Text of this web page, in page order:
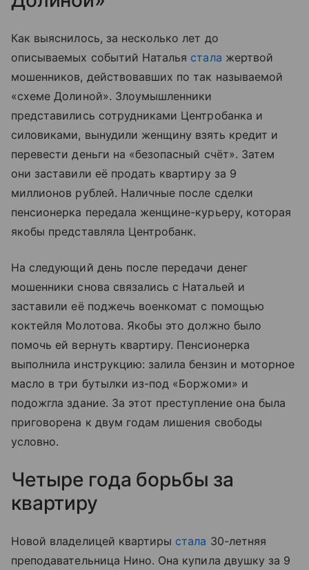
Как выяснилось, за несколько лет до
описываемых событий Наталья стала жертвой
мошенников, действовавших по так называемой
«схеме Долиной». Злоумышленники
представились сотрудниками Центробанка и
силовиками, вынудили женщину взять кредит и
перевести деньги на «безопасный счёт». Затем
они заставили её продать квартиру за 9
миллионов рублей. Наличные после сделки
пенсионерка передала женщине-курьеру, которая
якобы представляла Центробанк.
На следующий день после передачи денег
мошенники снова связались с Натальей и
заставили её поджечь военкомат с помощью
коктейля Молотова. Якобы это должно было
помочь ей вернуть квартиру. Пенсионерка
выполнила инструкцию: залила бензин и моторное
масло в три бутылки из-под «Боржоми» и
подожгла здание. За этот преступление она была
приговорена к двум годам лишения свободы
условно.
Четыре года борьбы за
квартиру
Новой владелицей квартиры стала 30-летняя
преподавательница Нино. Она купила двушку за 9